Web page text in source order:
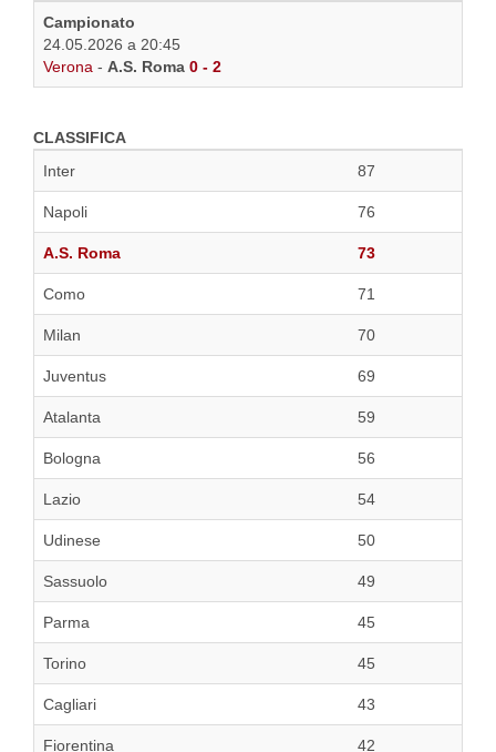
Campionato
24.05.2026 a 20:45
Verona - A.S. Roma 0 - 2
CLASSIFICA
Inter
87
Napoli 76
A.S. Roma 73
Como 71
Milan 70
Juventus 69
Atalanta 59
Bologna 56
Lazio 54
Udinese 50
Sassuolo 49
Parma 45
Torino 45
Cagliari 43
Fiorentina 42